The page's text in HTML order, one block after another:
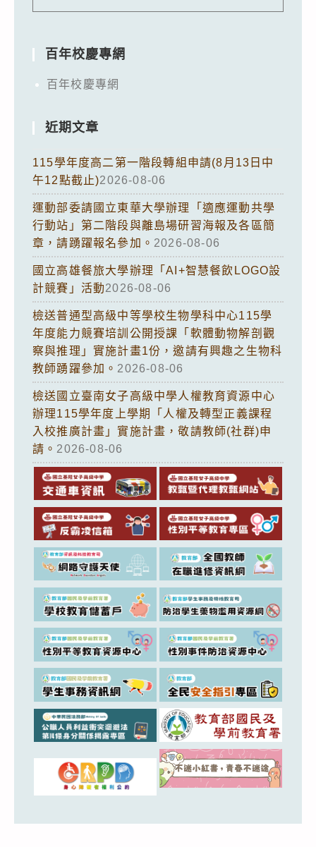
百年校慶專網
百年校慶專網
近期文章
115學年度高二第一階段轉組申請(8月13日中
午12點截止)2026-08-06
運動部委請國立東華大學辦理「適應運動共學
行動站」第二階段與離島場研習海報及各區簡
章，請踴躍報名參加。 2026-08-06
國立高雄餐旅大學辦理「AI+智慧餐飲LOGO設
計競賽」活動2026-08-06
檢送普通型高級中等學校生物學科中心115學
年度能力競賽培訓公開授課「軟體動物解剖觀
察與推理」實施計畫1份，邀請有興趣之生物科
教師踴躍參加。 2026-08-06
檢送國立臺南女子高級中學人權教育資源中心
辦理115學年度上學期「人權及轉型正義課程
入校推廣計畫」實施計畫，敬請教師(社群)申
請。 2026-08-06